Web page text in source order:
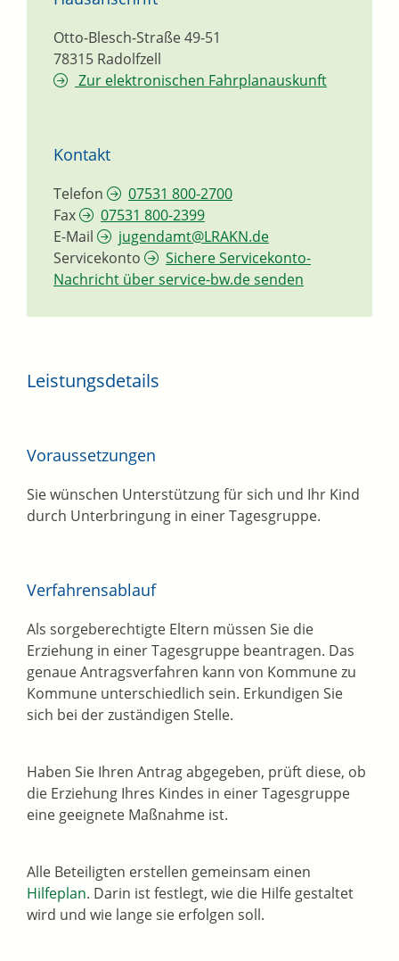
Otto-Blesch-Straße 49-51
78315 Radolfzell
Zur elektronischen Fahrplanauskunft
Kontakt
Telefon
07531 800-2700
Fax
07531 800-2399
E-Mail
jugendamt@LRAKN.de
Servicekonto
Sichere Servicekonto-
Nachricht über service-bw.de senden
Leistungsdetails
Voraussetzungen
Sie wünschen Unterstützung für sich und Ihr Kind
durch Unterbringung in einer Tagesgruppe.
Verfahrensablauf
Als sorgeberechtigte Eltern müssen Sie die
Erziehung in einer Tagesgruppe beantragen. Das
genaue Antragsverfahren kann von Kommune zu
Kommune unterschiedlich sein. Erkundigen Sie
sich bei der zuständigen Stelle.
Haben Sie Ihren Antrag abgegeben, prüft diese, ob
die Erziehung Ihres Kindes in einer Tagesgruppe
eine geeignete Maßnahme ist.
Alle Beteiligten erstellen gemeinsam einen
Hilfeplan. Darin ist festlegt, wie die Hilfe gestaltet
wird und wie lange sie erfolgen soll.